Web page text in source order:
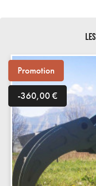
Promotion
-360,00 €